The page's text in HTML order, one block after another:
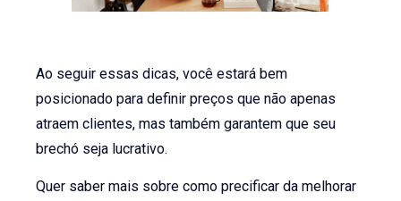
Ao seguir essas dicas, você estará bem
posicionado para definir preços que não apenas
atraem clientes, mas também garantem que seu
brechó seja lucrativo.
Quer saber mais sobre como precificar da melhorar